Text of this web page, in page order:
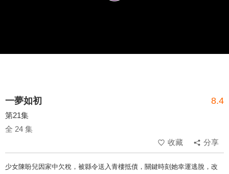
一夢如初 8.4
第21集
全 24 集
收藏
分享
少女陳盼兒因家中欠稅，被縣令送入青樓抵債，關鍵時刻她幸運逃脫，改